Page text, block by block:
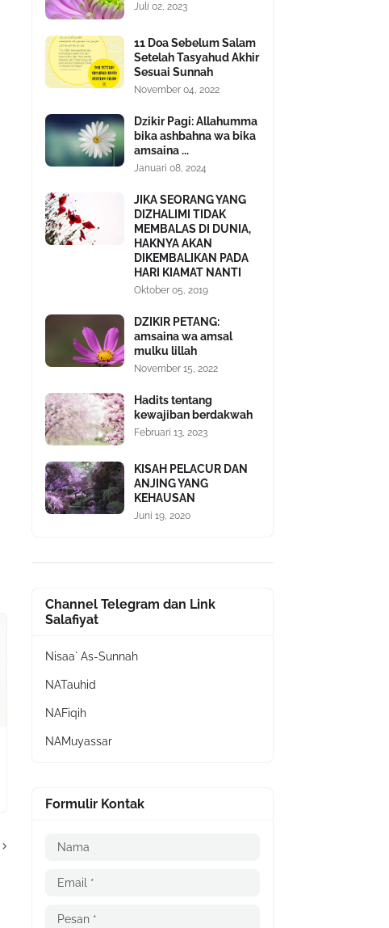
Juli 02, 2023
11 Doa Sebelum Salam
Setelah Tasyahud Akhir
Sesuai Sunnah
November 04, 2022
Dzikir Pagi: Allahumma
bika ashbahna wa bika
amsaina ...
Januari 08, 2024
JIKA SEORANG YANG
DIZHALIMI TIDAK
MEMBALAS DI DUNIA,
HAKNYA AKAN
DIKEMBALIKAN PADA
HARI KIAMAT NANTI
Oktober 05, 2019
DZIKIR PETANG:
amsaina wa amsal
mulku lillah
November 15, 2022
Hadits tentang
kewajiban berdakwah
Februari 13, 2023
KISAH PELACUR DAN
ANJING YANG
KEHAUSAN
Juni 19, 2020
Channel Telegram dan Link
Salafiyat
Nisaa` As-Sunnah
NATauhid
NAFiqih
NAMuyassar
Formulir Kontak